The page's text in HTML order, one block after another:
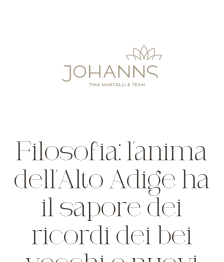
Filosofia: l’anima
dell’Alto Adige ha
il sapore dei
ricordi dei bei